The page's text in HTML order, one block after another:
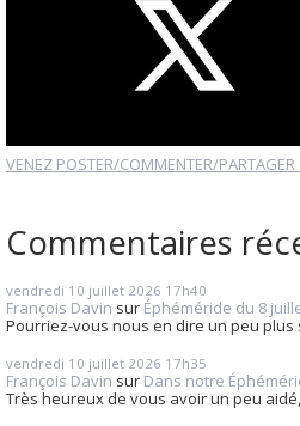
VENEZ POSTER/COMMENTER/
Commentaires
vendredi 10 juillet 2026 17h40
François Davin sur Éphéméride du 8
Pourriez-vous nous en dire un peu plus
vendredi 10 juillet 2026 17h35
François Davin sur Dans notre
Très heureux de vous avoir un peu